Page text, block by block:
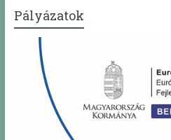
Pályázatok